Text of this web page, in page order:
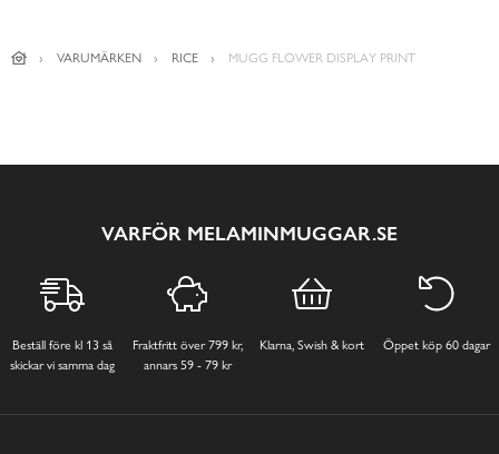
VARUMÄRKEN RICE MUGG FLOWER DISPLAY PRINT
VARFÖR MELAMINMUGGAR.SE
Beställ före kl 13 så
skickar vi samma dag
Fraktfritt över 799 kr,
annars 59 - 79 kr
Klarna, Swish & kort Öppet köp 60 dagar